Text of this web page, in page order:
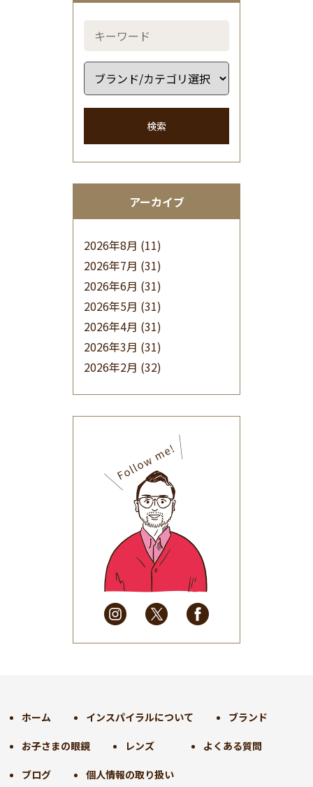
検索
アーカイブ
2026年8月 (11)
2026年7月 (31)
2026年6月 (31)
2026年5月 (31)
2026年4月 (31)
2026年3月 (31)
2026年2月 (32)
(32)
2025年9月(30)
2025年8月(31)
2025年7月(37)
2025年6月(48)
2025年5月
(41)
2025年4月
(32)
2025年3月(31)
2025年2月
(28)
2025年1月
(34)
2024年9月(30)
2024年7月(31)
2024年6月(30)
ホーム インスパイラルについて ブランド
お子さまの眼鏡 レンズ よくある質問
ブログ 個人情報の取り扱い